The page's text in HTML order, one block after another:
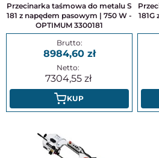
Przecinarka taśmowa do metalu S
181 z napędem pasowym | 750 W -
OPTIMUM 3300181
8984,60
7304,55
KUP
Przecinarka taśmowa do metalu S
181G